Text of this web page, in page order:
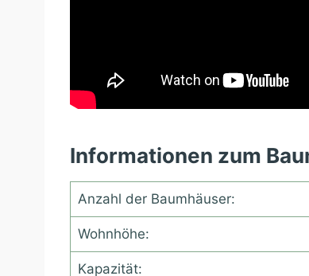
Informationen zum
Anzahl der Baumhäuser:
Wohnhöhe:
Kapazität: